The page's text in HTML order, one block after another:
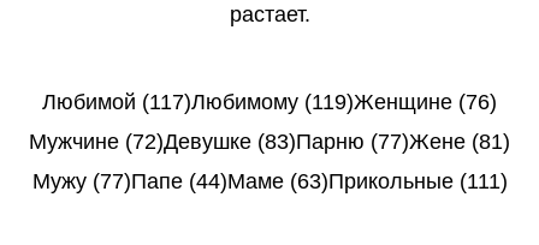
растает.
Любимой (117)Любимому (119)Женщине (76)
Мужчине (72)Девушке (83)Парню (77)Жене (81)
Мужу (77)Папе (44)Маме (63)Прикольные (111)